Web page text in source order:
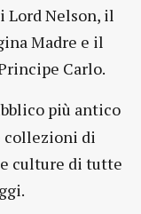
Lord Nelson, il
Madre e il
Carlo.
più antico
collezioni di
culture di tutte